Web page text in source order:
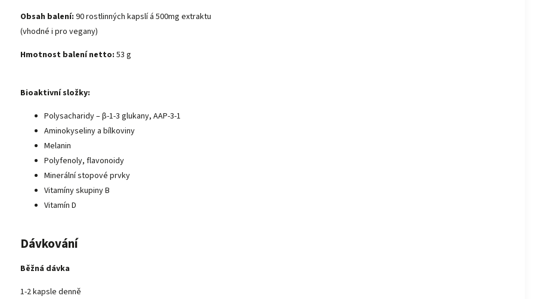
Obsah balení: 90 rostlinných kapslí á 500mg extraktu
(vhodné i pro vegany)
Hmotnost balení netto: 53 g
Bioaktivní složky:
Polysacharidy – β-1-3 glukany, AAP-3-1
Aminokyseliny a bílkoviny
Melanin
Polyfenoly, flavonoidy
Minerální stopové prvky
Vitamíny skupiny B
Vitamín D
Dávkování
Běžná dávka
1-2 kapsle denně